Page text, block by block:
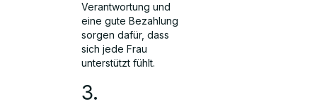
Verantwortung und
eine gute Bezahlung
sorgen dafür, dass
sich jede Frau
unterstützt fühlt.
3.